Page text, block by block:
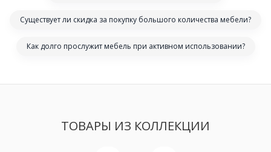
Существует ли скидка за покупку большого количества мебели?
Как долго прослужит мебель при активном использовании?
ТОВАРЫ ИЗ КОЛЛЕКЦИИ